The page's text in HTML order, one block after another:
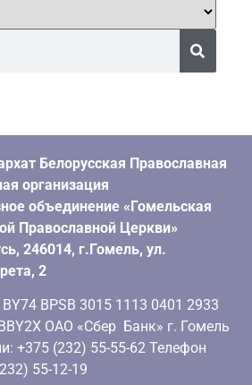
Белорусская Православная
организация
объединение «Гомельская
Православной Церкви»
246014, г.Гомель, ул.
2
BPSB 3015 1113 0401 2933
ОАО «Сбер Банк» г. Гомель
+375 (232) 55-55-62 Телефон
55-12-19